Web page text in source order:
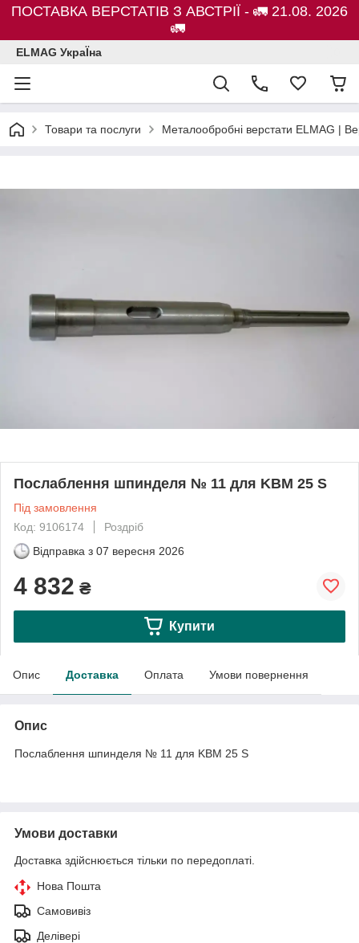
ПОСТАВКА ВЕРСТАТІВ З АВСТРІЇ - 🚛 21.08. 2026
🚛
ELMAG УкраЇна
Товари та послуги Металообробні верстати ELMAG |
Послаблення шпинделя № 11 для KBM 25 S
Під замовлення
Код: 9106174
Роздріб
Відправка з 07 вересня 2026
4 832 ₴
Купити
Опис Доставка Оплата Умови повернення
Опис
Послаблення шпинделя № 11 для KBM 25 S
Умови доставки
Доставка здійснюється тільки по передоплаті.
Нова Пошта
Самовивіз
Делівері